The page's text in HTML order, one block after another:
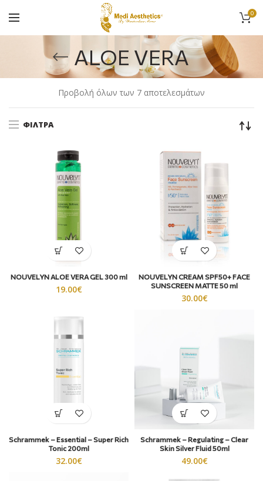
0
ALOE VERA
Προβολή όλων των 7 αποτελεσμάτων
ΦΊΛΤΡΑ
NOUVELYN ALOE VERA GEL 300 ml
19.00€
NOUVELYN CREAM SPF50+ FACE
SUNSCREEN ΜΑΤΤΕ 50 ml
30.00€
Schrammek – Essential – Super Rich
Tonic 200ml
32.00€
Schrammek – Regulating – Clear
Skin Silver Fluid 50ml
49.00€